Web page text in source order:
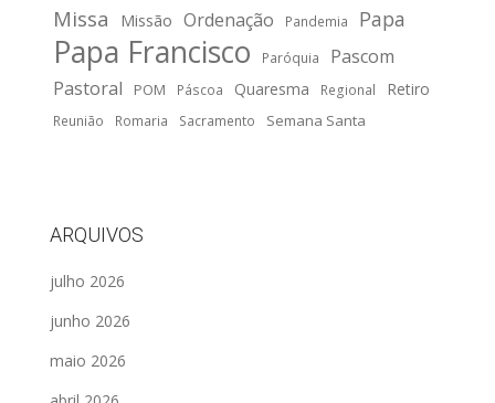
Missa Missão Ordenação Pandemia Papa
Papa Francisco Paróquia
Pascom
Pastoral
POM Páscoa Quaresma Regional Retiro
Reunião Romaria Sacramento Semana Santa
ARQUIVOS
julho 2026
junho 2026
maio 2026